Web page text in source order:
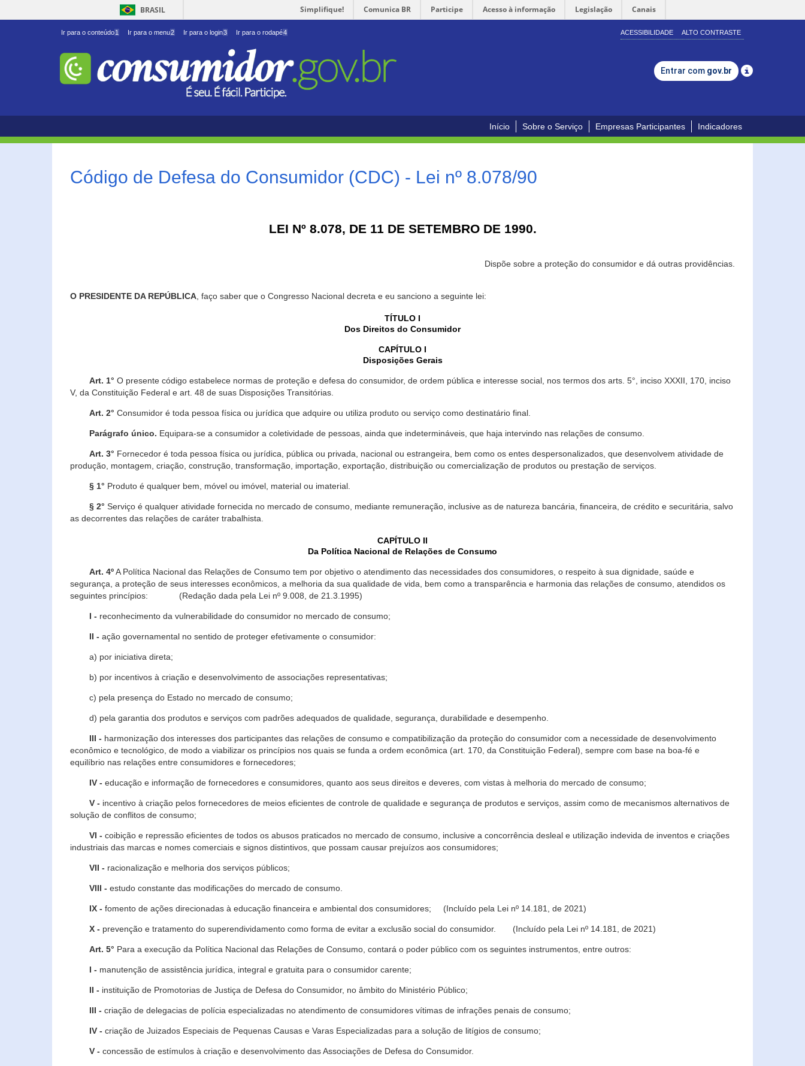
BRASIL Simplifique! Comunica BR Participe Acesso à informação Legislação Canais
Ir para o conteúdo1 Ir para o menu2 Ir para o login3 Ir para o rodapé4 ACESSIBILIDADE ALTO CONTRASTE
Entrar com gov.br
Início Sobre o Serviço Empresas Participantes Indicadores
Código de Defesa do Consumidor (CDC) - Lei nº 8.078/90
LEI Nº 8.078, DE 11 DE SETEMBRO DE 1990.
Dispõe sobre a proteção do consumidor e dá outras providências.
O PRESIDENTE DA REPÚBLICA, faço saber que o Congresso Nacional decreta e eu sanciono a seguinte lei:
TÍTULO I
Dos Direitos do Consumidor
CAPÍTULO I
Disposições Gerais
Art. 1° O presente código estabelece normas de proteção e defesa do consumidor, de ordem pública e interesse social, nos termos dos arts. 5°, inciso XXXII, 170, inciso
V, da Constituição Federal e art. 48 de suas Disposições Transitórias.
Art. 2° Consumidor é toda pessoa física ou jurídica que adquire ou utiliza produto ou serviço como destinatário final.
Parágrafo único. Equipara-se a consumidor a coletividade de pessoas, ainda que indetermináveis, que haja intervindo nas relações de consumo.
Art. 3° Fornecedor é toda pessoa física ou jurídica, pública ou privada, nacional ou estrangeira, bem como os entes despersonalizados, que desenvolvem atividade de
produção, montagem, criação, construção, transformação, importação, exportação, distribuição ou comercialização de produtos ou prestação de serviços.
§ 1° Produto é qualquer bem, móvel ou imóvel, material ou imaterial.
§ 2° Serviço é qualquer atividade fornecida no mercado de consumo, mediante remuneração, inclusive as de natureza bancária, financeira, de crédito e securitária, salvo
as decorrentes das relações de caráter trabalhista.
CAPÍTULO II
Da Política Nacional de Relações de Consumo
Art. 4ºA Política Nacional das Relações de Consumo tem por objetivo o atendimento das necessidades dos consumidores, o respeito à sua dignidade, saúde e
segurança, a proteção de seus interesses econômicos, a melhoria da sua qualidade de vida, bem como a transparência e harmonia das relações de consumo, atendidos os
seguintes princípios: (Redação dada pela Lei nº 9.008, de 21.3.1995)
I - reconhecimento da vulnerabilidade do consumidor no mercado de consumo;
II - ação governamental no sentido de proteger efetivamente o consumidor:
a) por iniciativa direta;
b) por incentivos à criação e desenvolvimento de associações representativas;
c) pela presença do Estado no mercado de consumo;
d) pela garantia dos produtos e serviços com padrões adequados de qualidade, segurança, durabilidade e desempenho.
III - harmonização dos interesses dos participantes das relações de consumo e compatibilização da proteção do consumidor com a necessidade de desenvolvimento
econômico e tecnológico, de modo a viabilizar os princípios nos quais se funda a ordem econômica (art. 170, da Constituição Federal), sempre com base na boa-fé e
equilíbrio nas relações entre consumidores e fornecedores;
IV - educação e informação de fornecedores e consumidores, quanto aos seus direitos e deveres, com vistas à melhoria do mercado de consumo;
V - incentivo à criação pelos fornecedores de meios eficientes de controle de qualidade e segurança de produtos e serviços, assim como de mecanismos alternativos de
solução de conflitos de consumo;
VI - coibição e repressão eficientes de todos os abusos praticados no mercado de consumo, inclusive a concorrência desleal e utilização indevida de inventos e criações
industriais das marcas e nomes comerciais e signos distintivos, que possam causar prejuízos aos consumidores;
VII - racionalização e melhoria dos serviços públicos;
VIII - estudo constante das modificações do mercado de consumo.
IX - fomento de ações direcionadas à educação financeira e ambiental dos consumidores; (Incluído pela Lei nº 14.181, de 2021)
X - prevenção e tratamento do superendividamento como forma de evitar a exclusão social do consumidor. (Incluído pela Lei nº 14.181, de 2021)
Art. 5° Para a execução da Política Nacional das Relações de Consumo, contará o poder público com os seguintes instrumentos, entre outros:
I - manutenção de assistência jurídica, integral e gratuita para o consumidor carente;
II - instituição de Promotorias de Justiça de Defesa do Consumidor, no âmbito do Ministério Público;
III - criação de delegacias de polícia especializadas no atendimento de consumidores vítimas de infrações penais de consumo;
IV - criação de Juizados Especiais de Pequenas Causas e Varas Especializadas para a solução de litígios de consumo;
V - concessão de estímulos à criação e desenvolvimento das Associações de Defesa do Consumidor.